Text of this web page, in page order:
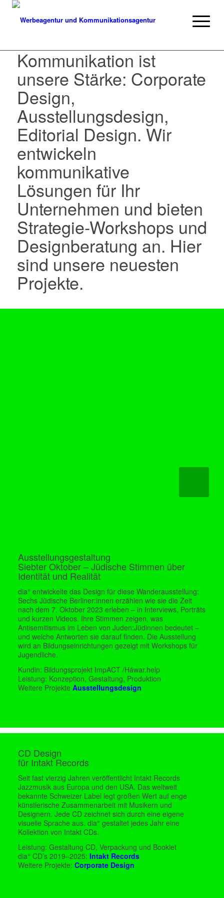
Kommunikation ist
unsere Stärke: Corporate
Design,
Ausstellungsdesign,
Editorial Design. Wir
entwickeln
kommunikative
Lösungen für Ihr
Unternehmen und bieten
Strategie-Workshops und
Designberatung an. Hier
sind unsere neuesten
Projekte.
Ausstellungsgestaltung
Siebter Oktober – Jüdische Stimmen über
Identität und Realität
dia° entwickelte das Design für diese Wanderausstellung:
Sechs Jüdische Berliner:innen erzählen wie sie die Zeit
nach dem 7. Oktober 2023 erleben – in Interviews, Porträts
und kurzen Videos. Ihre Stimmen zeigen, was
Antisemitismus im Leben von Juden:Jüdinnen bedeutet –
und welche Antworten sie darauf finden. Die Ausstellung
wird an Bildungseinrichtungen gezeigt mit Workshops für
Jugendliche.
Kundin: Bildungsprojekt ImpACT /Háwar.help
Leistung: Konzeption, Gestaltung, Produktion
Weitere Projekte Ausstellungsdesign
CD Design
für Intakt Records
Seit fast vierzig Jahren veröffentlicht Intakt Records
Jazzmusik aus Europa und den USA. Das weltweit
bekannte Schweizer Label legt großen Wert auf enge
künstlerische Zusammenarbeit mit Musikern und
Designern. Jede CD zeichnet sich durch eine eigene
visuelle Sprache aus. dia° gestaltet jedes Jahr eine
Kollektion von Intakt CDs.
Leistung: Gestaltung CD, Verpackung und Booklet
dia° CD’s 2019–2025: Intakt Records
Weitere Projekte: Corporate Design